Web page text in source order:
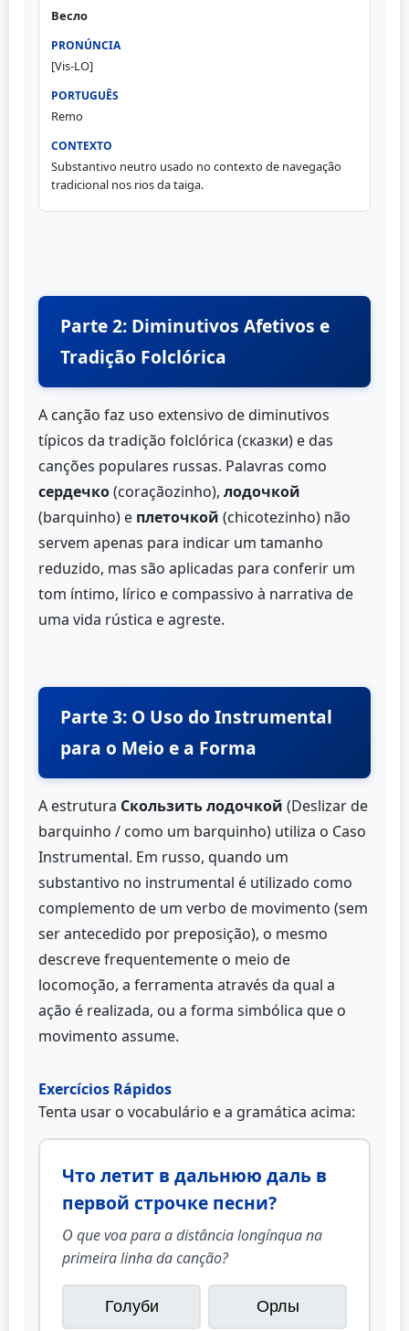
Весло
[Vis-LO]
Remo
Substantivo neutro usado no contexto de navegação
tradicional nos rios da taiga.
Parte 2: Diminutivos Afetivos e
Tradição Folclórica
A canção faz uso extensivo de diminutivos
típicos da tradição folclórica (сказки) e das
canções populares russas. Palavras como
сердечко(coraçãozinho), лодочкой
(barquinho) e плеточкой (chicotezinho) não
servem apenas para indicar um tamanho
reduzido, mas são aplicadas para conferir um
tom íntimo, lírico e compassivo à narrativa de
uma vida rústica e agreste.
Parte 3: O Uso do Instrumental
para o Meio e a Forma
A estrutura Скользить лодочкой (Deslizar de
barquinho / como um barquinho) utiliza o Caso
Instrumental. Em russo, quando um
substantivo no instrumental é utilizado como
complemento de um verbo de movimento (sem
ser antecedido por preposição), o mesmo
descreve frequentemente o meio de
locomoção, a ferramenta através da qual a
ação é realizada, ou a forma simbólica que o
movimento assume.
Exercícios Rápidos
Tenta usar o vocabulário e a gramática acima:
Что летит в дальнюю даль в
первой строчке песни?
O que voa para a distância longínqua na
primeira linha da canção?
Голуби Орлы